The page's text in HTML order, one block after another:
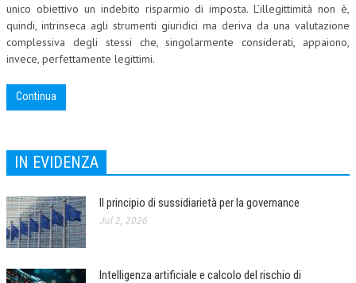
unico obiettivo un indebito risparmio di imposta. L’illegittimità non è,
quindi, intrinseca agli strumenti giuridici ma deriva da una valutazione
complessiva degli stessi che, singolarmente considerati, appaiono,
invece, perfettamente legittimi.
Continua
IN EVIDENZA
Il principio di sussidiarietà per la governance
Jul 2, 2026
Intelligenza artificiale e calcolo del rischio di